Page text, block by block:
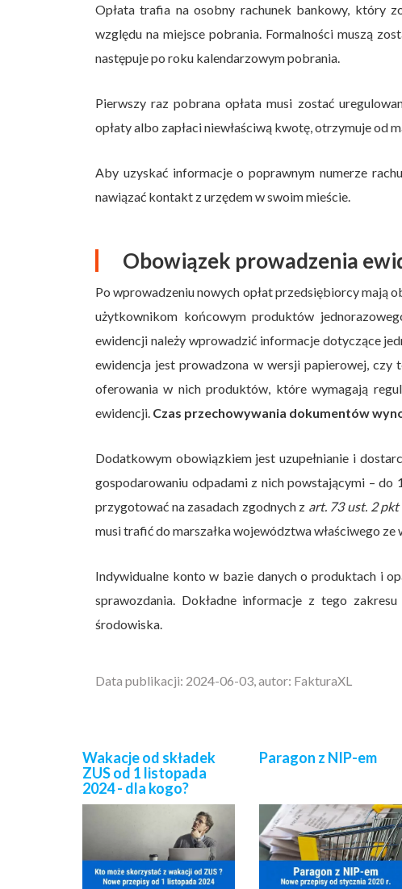
Opłata trafia na osobny rachunek bankowy, który
względu na miejsce pobrania. Formalności muszą
następuje po roku kalendarzowym pobrania.
Pierwszy raz pobrana opłata musi zostać
opłaty albo zapłaci niewłaściwą kwotę, otrzymuje od
Aby uzyskać informacje o poprawnym numerze
nawiązać kontakt z urzędem w swoim mieście.
Obowiązek prowadzenia
Po wprowadzeniu nowych opłat przedsiębiorcy mają
użytkownikom końcowym produktów
ewidencji należy wprowadzić informacje dotyczące
ewidencja jest prowadzona w wersji papierowej,
oferowania w nich produktów, które wymagają
ewidencji. Czas przechowywania dokumentów
Dodatkowym obowiązkiem jest uzupełnianie i
gospodarowaniu odpadami z nich powstającymi – do
przygotować na zasadach zgodnych z art. 73 ust. 2 pkt
musi trafić do marszałka województwa właściwego
Indywidualne konto w bazie danych o produktach i
sprawozdania. Dokładne informacje z tego
środowiska.
Data publikacji: 2024-06-03, autor: FakturaXL
Wakacje od składek
ZUS od 1 listopada
2024 - dla kogo?
Paragon z NIP-em